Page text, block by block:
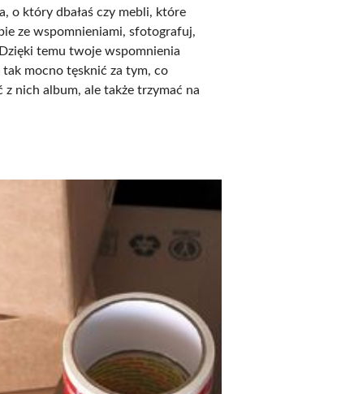
o który dbałaś czy mebli, które
ze wspomnieniami, sfotografuj,
temu twoje wspomnienia
tak mocno tęsknić za tym, co
nich album, ale także trzymać na